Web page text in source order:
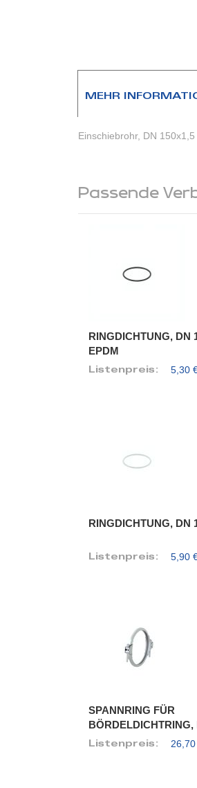
MEHR
Einschiebrohr, DN
Passende
RINGDICHTUNG, DN
EPDM
Listenpreis: 5,30
RINGDICHTUNG, DN
Listenpreis: 5,90
SPANNRING FÜR
BÖRDELDICHTRING,
Listenpreis: